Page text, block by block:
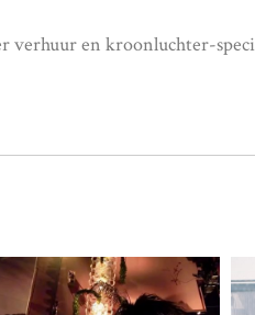
verhuur en kroonluchter-